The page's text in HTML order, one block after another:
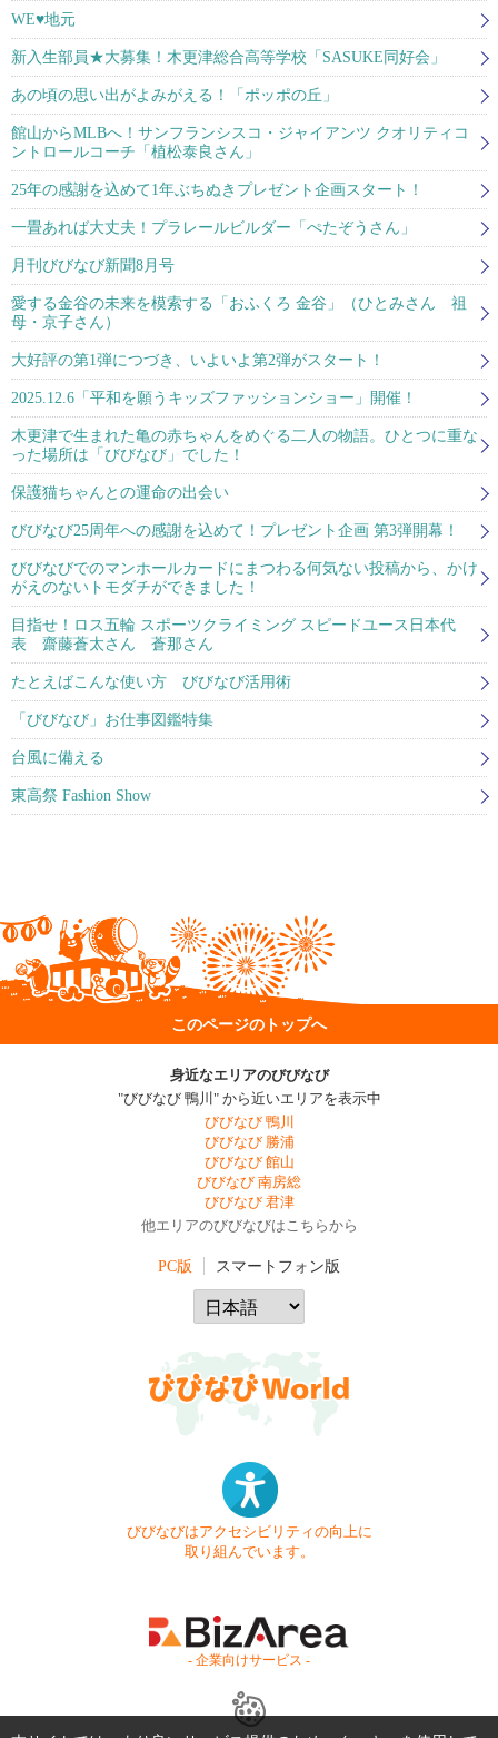
WE♥地元
新入生部員★大募集！木更津総合高等学校「SASUKE同好会」
あの頃の思い出がよみがえる！「ポッポの丘」
館山からMLBへ！サンフランシスコ・ジャイアンツ クオリティコ
ントロールコーチ「植松泰良さん」
25年の感謝を込めて1年ぶちぬきプレゼント企画スタート！
一畳あれば大丈夫！プラレールビルダー「ぺたぞうさん」
月刊びびなび新聞8月号
愛する金谷の未来を模索する「おふくろ 金谷」（ひとみさん 祖
母・京子さん）
大好評の第1弾につづき、いよいよ第2弾がスタート！
2025.12.6「平和を願うキッズファッションショー」開催！
木更津で生まれた亀の赤ちゃんをめぐる二人の物語。ひとつに重な
った場所は「びびなび」でした！
保護猫ちゃんとの運命の出会い
びびなび25周年への感謝を込めて！プレゼント企画 第3弾開幕！
びびなびでのマンホールカードにまつわる何気ない投稿から、かけ
がえのないトモダチができました！
目指せ！ロス五輪 スポーツクライミング スピードユース日本代
表 齋藤蒼太さん 蒼那さん
たとえばこんな使い方 びびなび活用術
「びびなび」お仕事図鑑特集
台風に備える
東高祭 Fashion Show
このページのトップへ
身近なエリアのびびなび
"びびなび 鴨川" から近いエリアを表示中
びびなび 鴨川
びびなび 勝浦
びびなび 館山
びびなび 南房総
びびなび 君津
他エリアのびびなびはこちらから
PC版 スマートフォン版
びびなびはアクセシビリティの向上に
取り組んでいます。
- 企業向けサービス -